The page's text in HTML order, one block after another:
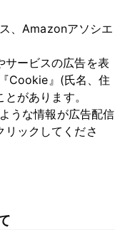
、Amazonアソシエ
サービスの広告を表
Cookie』(氏名、住
があります。
うな情報が広告配信
リックしてくださ